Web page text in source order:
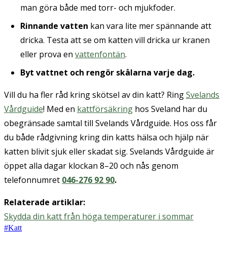
man göra både med torr- och mjukfoder.
Rinnande vatten kan vara lite mer spännande att
dricka. Testa att se om katten vill dricka ur kranen
eller prova en vattenfontän.
Byt vattnet och rengör skålarna varje dag.
Vill du ha fler råd kring skötsel av din katt? RingSvelands
Vårdguide! Med en kattförsäkring hos Sveland har du
obegränsade samtal till Svelands Vårdguide. Hos oss får
du både rådgivning kring din katts hälsa och hjälp när
katten blivit sjuk eller skadat sig. Svelands Vårdguide är
öppet alla dagar klockan 8–20 och nås genom
telefonnumret 046-276 92 90.
Relaterade artiklar:
Skydda din katt från höga temperaturer i sommar
#Katt